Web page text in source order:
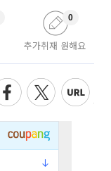
추가취재 원해요
0